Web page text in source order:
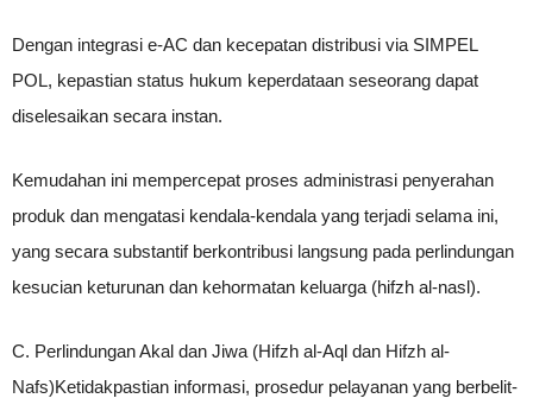
Dengan integrasi e-AC dan kecepatan distribusi via SIMPEL
POL, kepastian status hukum keperdataan seseorang dapat
diselesaikan secara instan.
Kemudahan ini mempercepat proses administrasi penyerahan
produk dan mengatasi kendala-kendala yang terjadi selama ini,
yang secara substantif berkontribusi langsung pada perlindungan
kesucian keturunan dan kehormatan keluarga (hifzh al-nasl).
C. Perlindungan Akal dan Jiwa (Hifzh al-Aql dan Hifzh al-
Nafs)Ketidakpastian informasi, prosedur pelayanan yang berbelit-